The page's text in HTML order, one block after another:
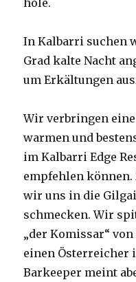
In Kalbarri suchen
Grad kalte Nacht
um Erkältungen
Wir verbringen
warmen und
im Kalbarri Edge
empfehlen können.
wir uns in die
schmecken. Wir
„der Komissar“
einen Österreicher
Barkeeper meint